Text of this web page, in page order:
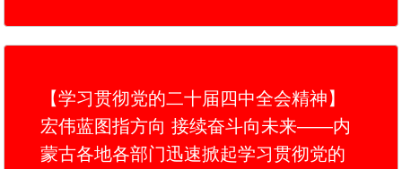
【学习贯彻党的二十届四中全会精神】
宏伟蓝图指方向 接续奋斗向未来——内
蒙古各地各部门迅速掀起学习贯彻党的